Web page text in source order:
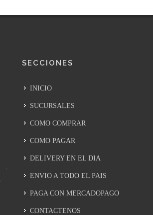
SECCIONES
INICIO
SUCURSALES
COMO COMPRAR
COMO PAGAR
DELIVERY EN EL DIA
ENVIO A TODO EL PAIS
PAGA CON MERCADOPAGO
CONTACTENOS